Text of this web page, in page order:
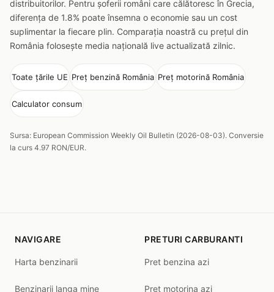
distribuitorilor. Pentru șoferii români care călătoresc în Grecia,
diferența de 1.8% poate însemna o economie sau un cost
suplimentar la fiecare plin. Comparația noastră cu prețul din
România folosește media națională live actualizată zilnic.
Toate țările UE Preț benzină România Preț motorină România
Calculator consum
Sursa: European Commission Weekly Oil Bulletin (2026-08-03). Conversie
la curs 4.97 RON/EUR.
NAVIGARE
Harta benzinarii
Benzinarii langa mine
PRETURI CARBURANTI
Pret benzina azi
Pret motorina azi